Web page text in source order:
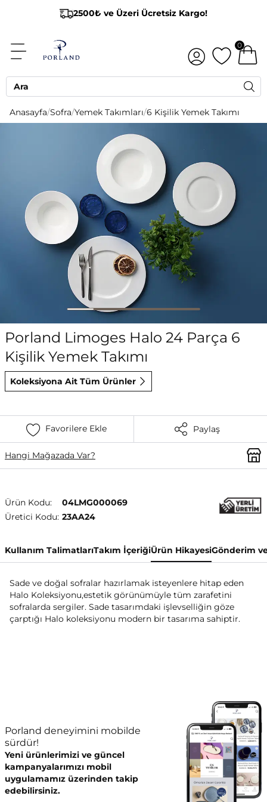
2500₺ ve Üzeri Ücretsiz Kargo!
0
Anasayfa/Sofra/Yemek Takımları/6 Kişilik Yemek Takımı
Porland Limoges Halo 24 Parça 6
Kişilik Yemek Takımı
Koleksiyona Ait Tüm Ürünler
Favorilere Ekle Paylaş
Hangi Mağazada Var?
Ürün Kodu:
04LMG000069
Üretici Kodu: 23AA24
Kullanım TalimatlarıTakım İçeriğiÜrün HikayesiGönderim
Sade ve doğal sofralar hazırlamak isteyenlere hitap eden
Halo Koleksiyonu,estetik görünümüyle tüm zarafetini
sofralarda sergiler. Sade tasarımdaki işlevselliğin göze
çarptığı Halo koleksiyonu modern bir tasarıma sahiptir.
Porland deneyimini mobilde
sürdür!
Yeni ürünlerimizi ve güncel
kampanyalarımızı mobil
uygulamamız üzerinden takip
edebilirsiniz.